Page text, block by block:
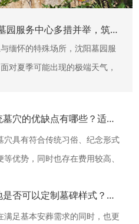
沈阳公墓大全分布：沈阳墓园服务中心多措并举，筑牢夏季极端天气安全防线
缅怀的特殊场所，沈阳墓园服
对夏季可能出现的极端天气，
网公告完整收录沈阳公墓、墓
阳新开墓园低价惠民公墓，沈
墓园前十位龙生墓地手续齐
造辽宁省十佳墓园，沈阳市高
阳墓地网络价格一览表、沈阳
排名前十...
沈阳墓园传统墓穴的优缺点有哪些？适用人群？
穴具有符合传统习俗、纪念形式
优势，同时也存在费用较高、
留固定纪念场所、方便后代祭
传统墓穴仍然是一种较为合适的
沈阳龙生墓地是否可以定制墓碑样式？定制流程和注意事项有哪些？
满足基本安葬需求的同时，也更